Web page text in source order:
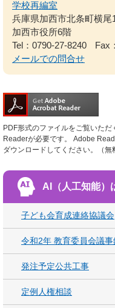
学校再編室
兵庫県加西市北条町横尾
加西市役所6階
Tel：0790-27-8240
Fax
メールでの問合せ
PDF形式のファイルをご覧いた
Readerが必要です。
Adobe
ダウンロードしてください。（無
AI（人工知能）
子ども会育成連絡協議会
令和2年 教育委員会議事
発注予定公共工事
定例人権相談